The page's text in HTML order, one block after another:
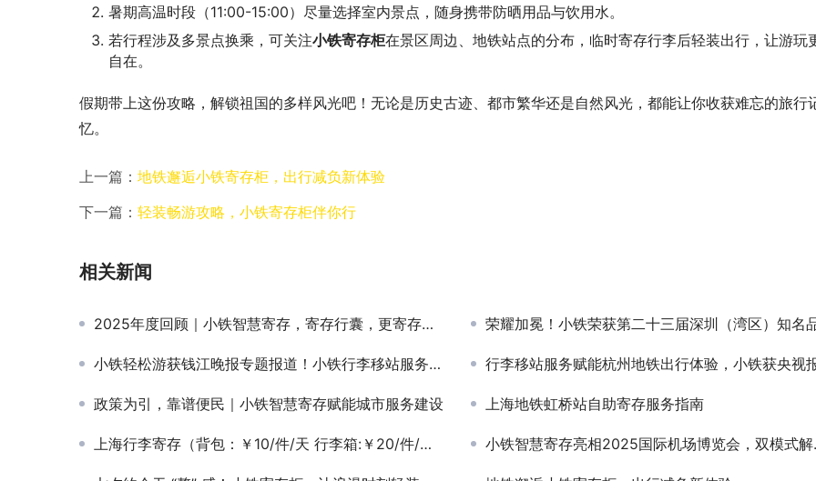
暑期高温时段（11:00-15:00）尽量选择室内景点，随身携带防晒用品与饮用水。
若行程涉及多景点换乘，可关注小铁寄存柜在景区周边、地铁站点的分布，临时寄存行李后轻装出行，让游玩
自在。
假期带上这份攻略，解锁祖国的多样风光吧！无论是历史古迹、都市繁华还是自然风光，都能让你收获难忘的旅行
忆。
上一篇： 地铁邂逅小铁寄存柜，出行减负新体验
下一篇： 轻装畅游攻略，小铁寄存柜伴你行
相关新闻
2025年度回顾｜小铁智慧寄存，寄存行囊，更寄存温暖 荣耀加冕！小铁荣获第二十三届深圳（湾区）知名
小铁轻松游获钱江晚报专题报道！小铁行李移站服务在杭州地铁正式上线 行李移站服务赋能杭州地铁出行体验，小铁获央视报道
政策为引，靠谱便民｜小铁智慧寄存赋能城市服务建设 上海地铁虹桥站自助寄存服务指南
上海行李寄存（背包：￥10/件/天 行李箱:￥20/件/天） 小铁智慧寄存亮相2025国际机场博览会，双模式解决方案获行业高度认可！